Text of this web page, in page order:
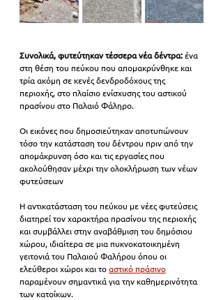
Συνολικά, φυτεύτηκαν τέσσερα νέα δέντρα: ένα
στη θέση του πεύκου που απομακρύνθηκε και
τρία ακόμη σε κενές δενδροδόχους της
περιοχής, στο πλαίσιο ενίσχυσης του αστικού
πρασίνου στο Παλαιό Φάληρο.
Οι εικόνες που δημοσιεύτηκαν αποτυπώνουν
τόσο την κατάσταση του δέντρου πριν από την
απομάκρυνση όσο και τις εργασίες που
ακολούθησαν μέχρι την ολοκλήρωση των νέων
φυτεύσεων
Η αντικατάσταση του πεύκου με νέες φυτεύσεις
διατηρεί τον χαρακτήρα πρασίνου της περιοχής
και συμβάλλει στην αναβάθμιση του δημόσιου
χώρου, ιδιαίτερα σε μια πυκνοκατοικημένη
γειτονιά του Παλαιού Φαλήρου όπου οι
ελεύθεροι χώροι και το αστικό πράσινο
παραμένουν σημαντικά για την καθημερινότητα
των κατοίκων.